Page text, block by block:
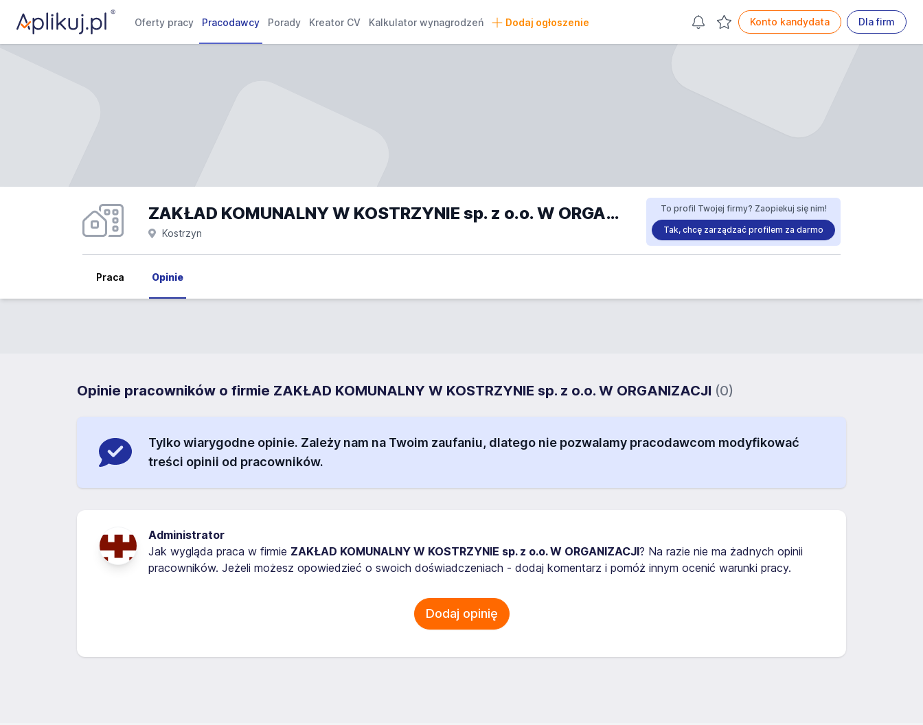
Oferty pracy Pracodawcy Porady Kreator CV Kalkulator wynagrodzeń Dodaj ogłoszenie Konto kandydata Dla firm
ZAKŁAD KOMUNALNY W KOSTRZYNIE sp. z o.o. W ORGANIZACJI opinie
Kostrzyn
To profil Twojej firmy? Zaopiekuj się nim!
Tak, chcę zarządzać profilem za darmo
Praca Opinie
Opinie pracowników o firmie ZAKŁAD KOMUNALNY W KOSTRZYNIE sp. z o.o. W ORGANIZACJI (0)
Tylko wiarygodne opinie. Zależy nam na Twoim zaufaniu, dlatego nie pozwalamy pracodawcom modyfikować
treści opinii od pracowników.
Administrator
Jak wygląda praca w firmie ZAKŁAD KOMUNALNY W KOSTRZYNIE sp. z o.o. W ORGANIZACJI? Na razie nie ma żadnych opinii
pracowników. Jeżeli możesz opowiedzieć o swoich doświadczeniach - dodaj komentarz i pomóż innym ocenić warunki pracy.
Dodaj opinię